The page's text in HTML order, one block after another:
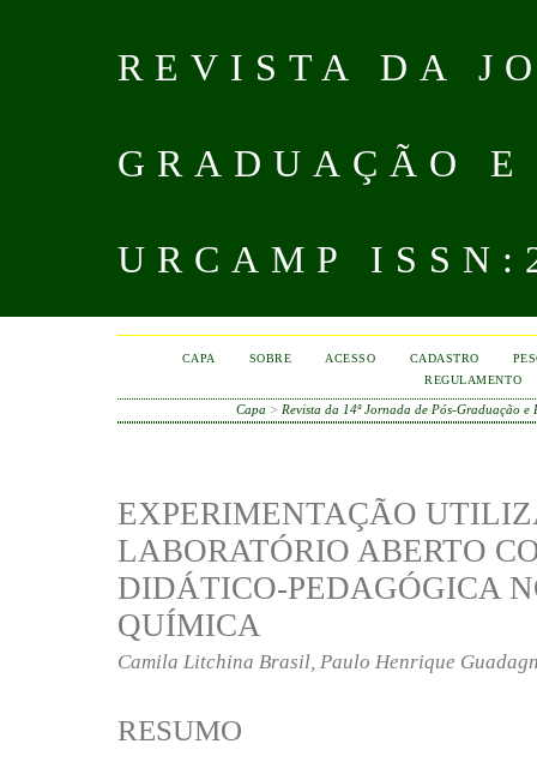
REVISTA DA
GRADUAÇÃO
URCAMP
CAPA SOBRE ACESSO CADASTRO
REGULAMENTO
Capa > Revista da 14ª Jornada de Pós-Graduação e
EXPERIMENTAÇÃO
LABORATÓRIO ABERTO
DIDÁTICO-PEDAGÓGICA
QUÍMICA
Camila Litchina Brasil, Paulo Henrique
RESUMO